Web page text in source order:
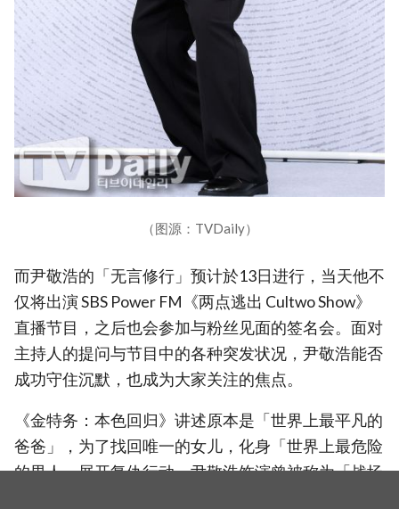
（图源：TVDaily）
而尹敬浩的「无言修行」预计於13日进行，当天他不
仅将出演 SBS Power FM《两点逃出 Cultwo Show》
直播节目，之后也会参加与粉丝见面的签名会。面对
主持人的提问与节目中的各种突发状况，尹敬浩能否
成功守住沉默，也成为大家关注的焦点。
《金特务：本色回归》讲述原本是「世界上最平凡的
爸爸」，为了找回唯一的女儿，化身「世界上最危险
的男人」展开复仇行动。尹敬浩饰演曾被称为「战场